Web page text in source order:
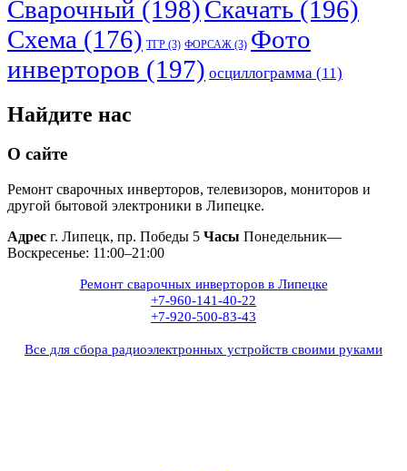
Сварочный (198)Скачать (196)
Схема (176) ТГР (3) ФОРСАЖ (3) Фото
инверторов (197) осциллограмма (11)
Найдите нас
О сайте
Ремонт сварочных инверторов, телевизоров, мониторов и
другой бытовой электроники в Липецке.
Адрес г. Липецк, пр. Победы 5 Часы Понедельник—
Воскресенье: 11:00–21:00
Ремонт сварочных инверторов в Липецке
+7-960-141-40-22
+7-920-500-83-43
Все для сбора радиоэлектронных устройств своими руками